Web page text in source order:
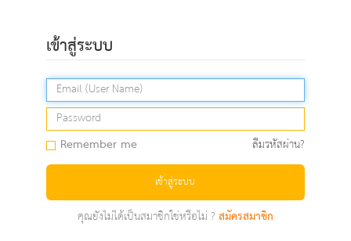
เข้าสู่ระบบ
Remember me ลืมรหัสผ่าน?
เข้าสู่ระบบ
คุณยังไม่ได้เป็นสมาชิกใช่หรือไม่ ?สมัครสมาชิก